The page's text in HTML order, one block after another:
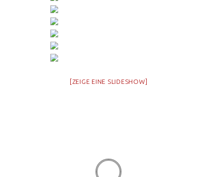
[ZEIGE EINE SLIDESHOW]